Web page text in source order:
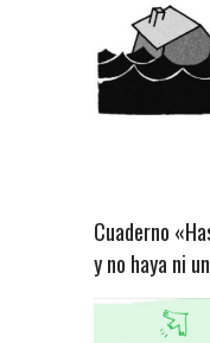
Cuaderno
y no haya ni